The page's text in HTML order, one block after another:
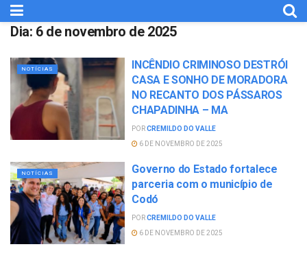
Dia: 6 de novembro de 2025
NOTÍCIAS
INCÊNDIO CRIMINOSO DESTRÓI
CASA E SONHO DE MORADORA
NO RECANTO DOS PÁSSAROS
CHAPADINHA – MA
PORCREMILDO DO VALLE
6 DE NOVEMBRO DE 2025
NOTÍCIAS
Governo do Estado fortalece
parceria com o município de
Codó
PORCREMILDO DO VALLE
6 DE NOVEMBRO DE 2025